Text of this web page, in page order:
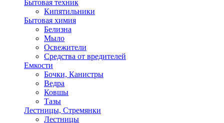
Бытовая техник
Кипятильники
Бытовая химия
Белизна
Мыло
Освежители
Средства от вредителей
Емкости
Бочки, Канистры
Ведра
Ковшы
Тазы
Лестницы, Стремянки
Лестницы